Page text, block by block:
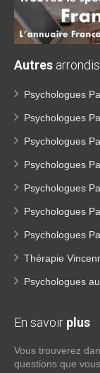
Autres
Psychologues
Psychologues
Psychologues
Psychologues
Psychologues
Psychologues
Psychologues
Thérapie
Psychologues
En savoir plus
Vous trouverez
questions que